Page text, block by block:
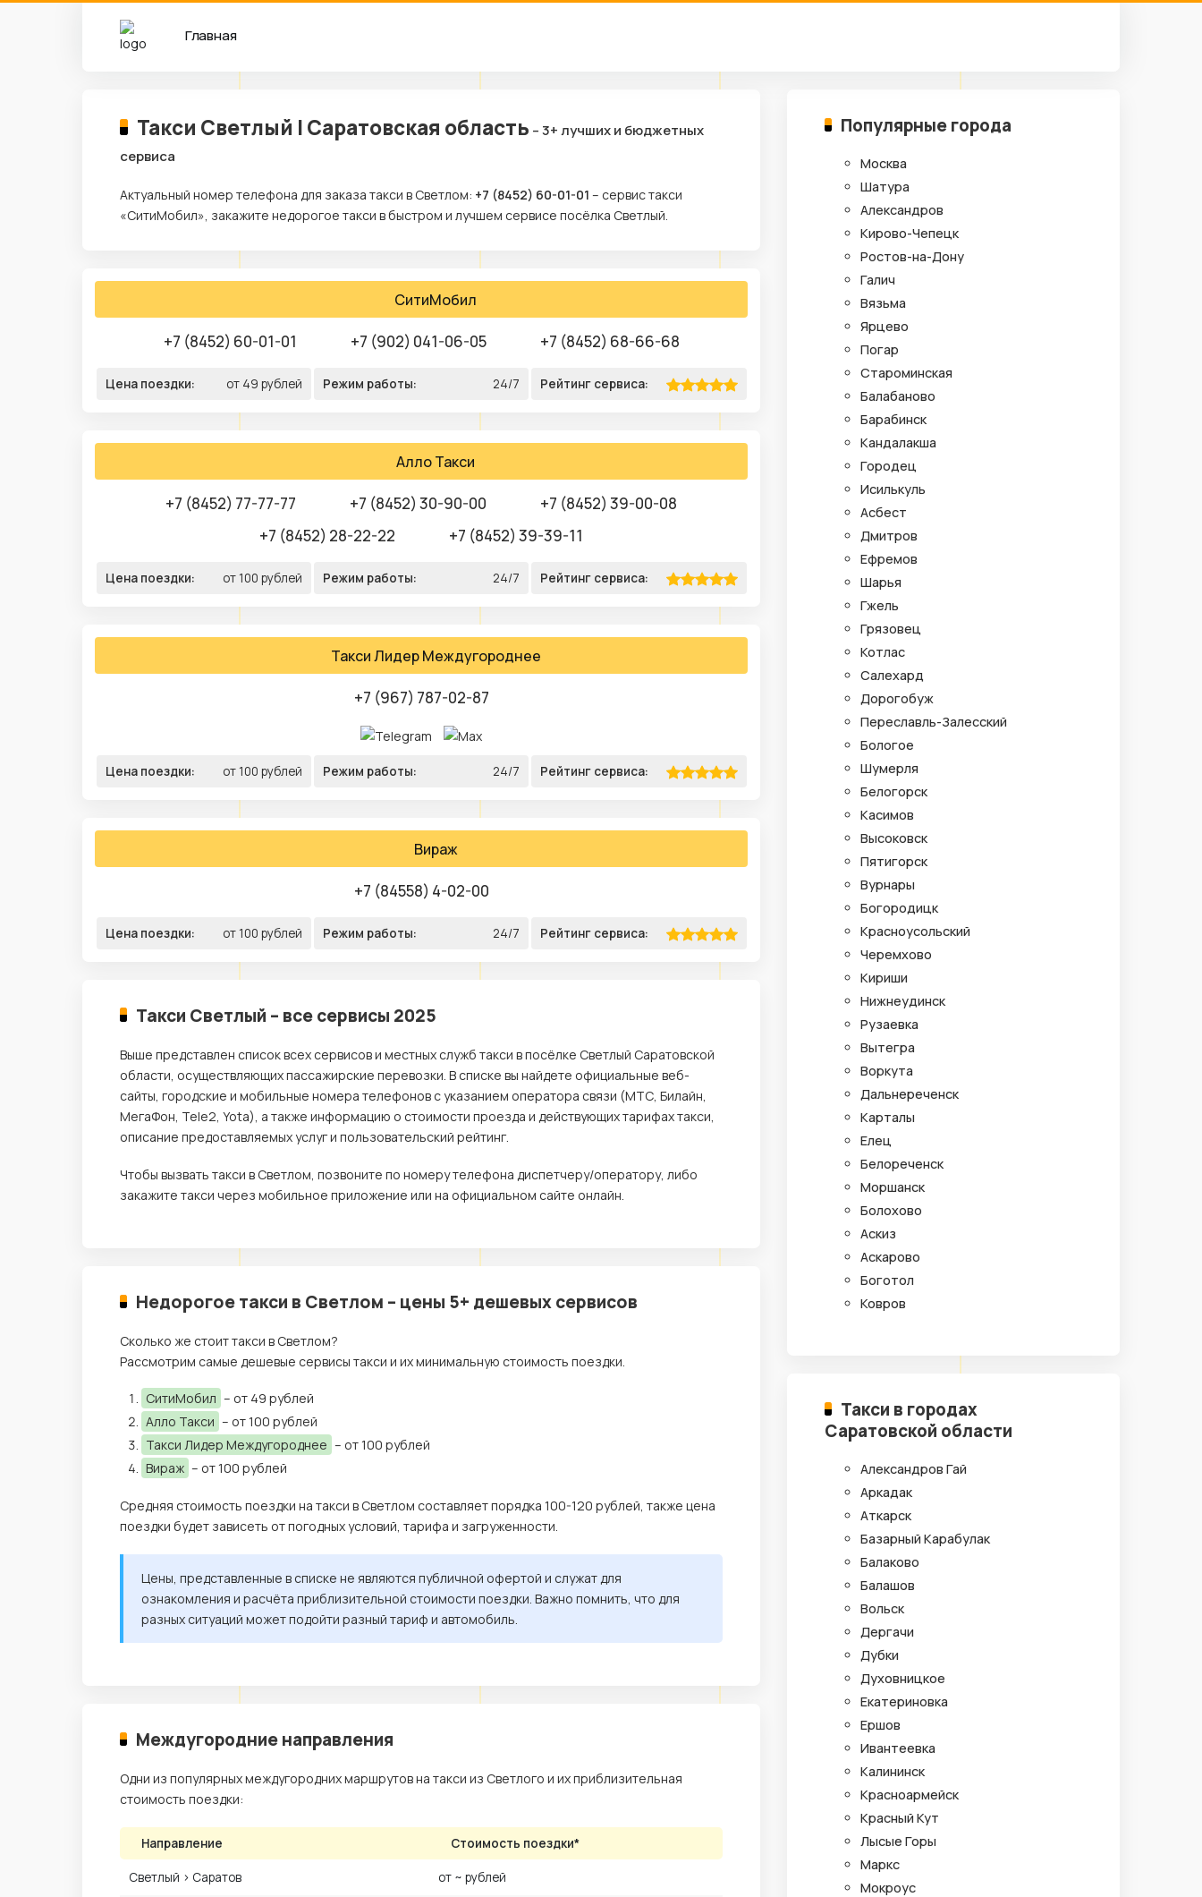
Главная
Такси Светлый | Саратовская область – 3+ лучших и бюджетных
сервиса
Актуальный номер телефона для заказа такси в Светлом: +7 (8452) 60-01-01 – сервис такси
«СитиМобил», закажите недорогое такси в быстром и лучшем сервисе посёлка Светлый.
СитиМобил
+7 (8452) 60-01-01 +7 (902) 041-06-05 +7 (8452) 68-66-68
Цена поездки: от 49 рублей Режим работы: 24/7 Рейтинг сервиса:
Алло Такси
+7 (8452) 77-77-77 +7 (8452) 30-90-00
+7 (8452) 39-00-08
+7 (8452) 28-22-22
+7 (8452) 39-39-11
Цена поездки: от 100 рублей Режим работы: 24/7 Рейтинг сервиса:
Такси Лидер Междугороднее
+7 (967) 787-02-87
Цена поездки: от 100 рублей Режим работы: 24/7 Рейтинг сервиса:
Вираж
+7 (84558) 4-02-00
Цена поездки: от 100 рублей Режим работы: 24/7 Рейтинг сервиса:
Такси Светлый – все сервисы 2025
Выше представлен список всех сервисов и местных служб такси в посёлке Светлый Саратовской
области, осуществляющих пассажирские перевозки. В списке вы найдете официальные веб-
сайты, городские и мобильные номера телефонов с указанием оператора связи (МТС, Билайн,
МегаФон, Tele2, Yota), а также информацию о стоимости проезда и действующих тарифах такси,
описание предоставляемых услуг и пользовательский рейтинг.
Чтобы вызвать такси в Светлом, позвоните по номеру телефона диспетчеру/оператору, либо
закажите такси через мобильное приложение или на официальном сайте онлайн.
Недорогое такси в Светлом – цены 5+ дешевых сервисов
Сколько же стоит такси в Светлом?
Рассмотрим самые дешевые сервисы такси и их минимальную стоимость поездки.
СитиМобил – от 49 рублей
Алло Такси – от 100 рублей
Такси Лидер Междугороднее – от 100 рублей
Вираж – от 100 рублей
Средняя стоимость поездки на такси в Светлом составляет порядка 100-120 рублей, также цена
поездки будет зависеть от погодных условий, тарифа и загруженности.
Цены, представленные в списке не являются публичной офертой и служат для
ознакомления и расчёта приблизительной стоимости поездки. Важно помнить, что для
разных ситуаций может подойти разный тариф и автомобиль.
Междугородние направления
Одни из популярных междугородних маршрутов на такси из Светлого и их приблизительная
стоимость поездки:
Направление Стоимость поездки*
Светлый › Саратов от ~ рублей
Популярные города
Москва
Шатура
Александров
Кирово-Чепецк
Ростов-на-Дону
Галич
Вязьма
Ярцево
Погар
Староминская
Балабаново
Барабинск
Кандалакша
Городец
Исилькуль
Асбест
Дмитров
Ефремов
Шарья
Гжель
Грязовец
Котлас
Салехард
Дорогобуж
Переславль-Залесский
Бологое
Шумерля
Белогорск
Касимов
Высоковск
Пятигорск
Вурнары
Богородицк
Красноусольский
Черемхово
Кириши
Нижнеудинск
Рузаевка
Вытегра
Воркута
Дальнереченск
Карталы
Елец
Белореченск
Моршанск
Болохово
Аскиз
Аскарово
Боготол
Ковров
Такси в городах
Саратовской области
Александров Гай
Аркадак
Аткарск
Базарный Карабулак
Балаково
Балашов
Вольск
Дергачи
Дубки
Духовницкое
Екатериновка
Ершов
Ивантеевка
Калининск
Красноармейск
Красный Кут
Лысые Горы
Маркс
Мокроус